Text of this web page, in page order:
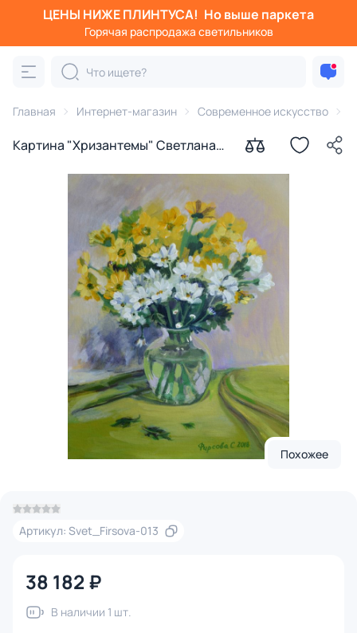
ЦЕНЫ НИЖЕ ПЛИНТУСА! Но выше паркета
Горячая распродажа светильников
Главная Интернет-магазин Современное искусство
Картина "Хризантемы" Светлана
Похожее
Артикул: Svet_Firsova-013
38 182 ₽
В наличии 1 шт.